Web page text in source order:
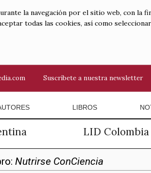
la navegación por el sitio web, con la
todas las cookies, así como
Suscríbete a nuestra newsletter
LIBROS
LID Colombia
Nutrirse ConCiencia